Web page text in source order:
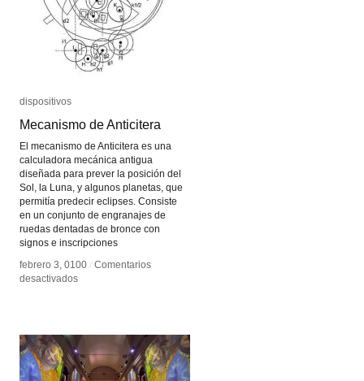
dispositivos
Mecanismo de Anticitera
El mecanismo de Anticitera es una
calculadora mecánica antigua
diseñada para prever la posición del
Sol, la Luna, y algunos planetas, que
permitía predecir eclipses. Consiste
en un conjunto de engranajes de
ruedas dentadas de bronce con
signos e inscripciones
febrero 3, 0100 / Comentarios
desactivadosen
dispositivos
Mecanismo de Anticitera
febrero 3, 0100 / Comentarios
desactivadosen